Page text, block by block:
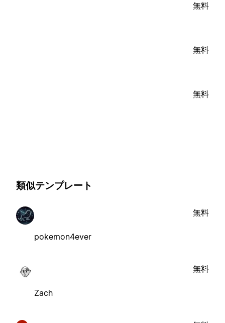
無料
無料
無料
類似テンプレート
pokemon4ever
無料
Zach
無料